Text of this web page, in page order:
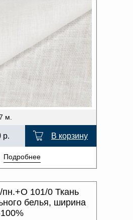
м.
р. В корзину
Подробнее
101/0 Ткань
белья, ширина